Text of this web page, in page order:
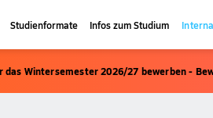
Studienformate Infos zum Studium
das Wintersemester 2026/27 bewerben -